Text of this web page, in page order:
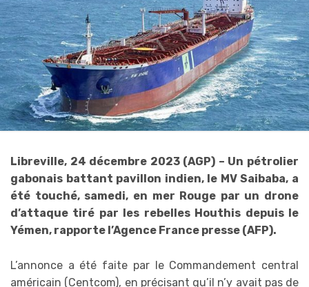
Libreville, 24 décembre 2023 (AGP) – Un pétrolier
gabonais battant pavillon indien, le MV Saibaba, a
été touché, samedi, en mer Rouge par un drone
d’attaque tiré par les rebelles Houthis depuis le
Yémen, rapporte l’Agence France presse (AFP).
L’annonce a été faite par le Commandement central
américain (Centcom), en précisant qu’il n’y avait pas de